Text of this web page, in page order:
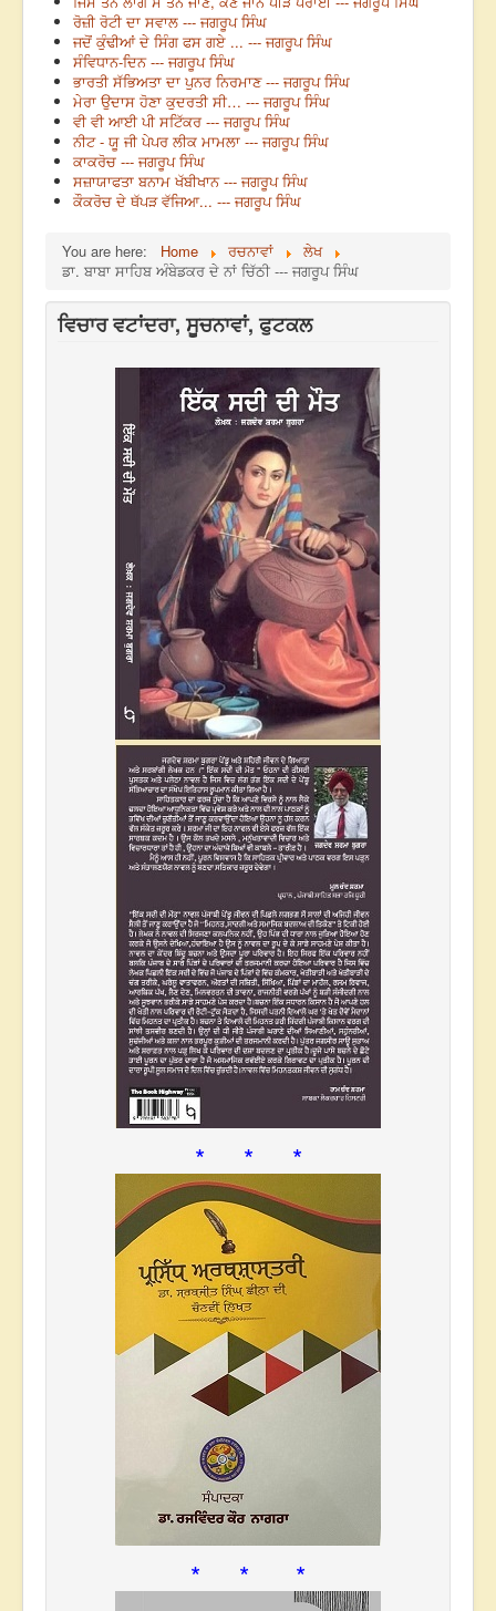
ਰੋਜ਼ੀ ਰੋਟੀ ਦਾ ਸਵਾਲ --- ਜਗਰੂਪ ਸਿੰਘ
ਜਦੋਂ ਕੁੰਢੀਆਂ ਦੇ ਸਿੰਗ ਫਸ ਗਏ ... --- ਜਗਰੂਪ ਸਿੰਘ
ਸੰਵਿਧਾਨ-ਦਿਨ --- ਜਗਰੂਪ ਸਿੰਘ
ਭਾਰਤੀ ਸੱਭਿਅਤਾ ਦਾ ਪੁਨਰ ਨਿਰਮਾਣ --- ਜਗਰੂਪ ਸਿੰਘ
ਮੇਰਾ ਉਦਾਸ ਹੋਣਾ ਕੁਦਰਤੀ ਸੀ… --- ਜਗਰੂਪ ਸਿੰਘ
ਵੀ ਵੀ ਆਈ ਪੀ ਸਟਿੱਕਰ --- ਜਗਰੂਪ ਸਿੰਘ
ਨੀਟ - ਯੂ ਜੀ ਪੇਪਰ ਲੀਕ ਮਾਮਲਾ --- ਜਗਰੂਪ ਸਿੰਘ
ਕਾਕਰੋਚ --- ਜਗਰੂਪ ਸਿੰਘ
ਸਜ਼ਾਯਾਫਤਾ ਬਨਾਮ ਖੱਬੀਖਾਨ --- ਜਗਰੂਪ ਸਿੰਘ
ਕੌਕਰੋਚ ਦੇ ਥੱਪੜ ਵੱਜਿਆ... --- ਜਗਰੂਪ ਸਿੰਘ
You are here: Home ਰਚਨਾਵਾਂ
ਲੇਖ
ਡਾ. ਬਾਬਾ ਸਾਹਿਬ ਅੰਬੇਡਕਰ ਦੇ ਨਾਂ ਚਿੱਠੀ --- ਜਗਰੂਪ ਸਿੰਘ
ਵਿਚਾਰ ਵਟਾਂਦਰਾ, ਸੂਚਨਾਵਾਂ, ਫੁਟਕਲ
* * *
* * *